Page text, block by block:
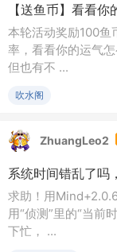
【送鱼币】看看你
本轮活动奖励100鱼
率，看看你的运气
但也有不 ...
吹水阁
ZhuangLeo2
系统时间错乱了吗
求助！用
用“侦测”里的“当前
下忙， ...